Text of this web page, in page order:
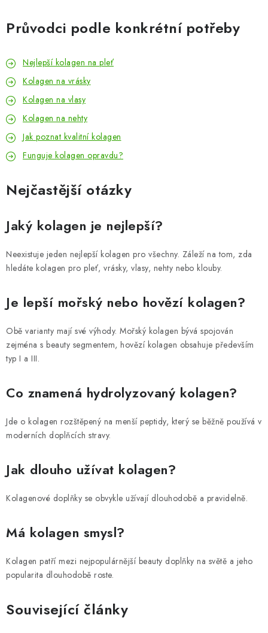
Průvodci podle konkrétní potřeby
Nejlepší kolagen na pleť
Kolagen na vrásky
Kolagen na vlasy
Kolagen na nehty
Jak poznat kvalitní kolagen
Funguje kolagen opravdu?
Nejčastější otázky
Jaký kolagen je nejlepší?
Neexistuje jeden nejlepší kolagen pro všechny. Záleží na tom, zda
hledáte kolagen pro pleť, vrásky, vlasy, nehty nebo klouby.
Je lepší mořský nebo hovězí kolagen?
Obě varianty mají své výhody. Mořský kolagen bývá spojován
zejména s beauty segmentem, hovězí kolagen obsahuje především
typ I a III.
Co znamená hydrolyzovaný kolagen?
Jde o kolagen rozštěpený na menší peptidy, který se běžně používá v
moderních doplňcích stravy.
Jak dlouho užívat kolagen?
Kolagenové doplňky se obvykle užívají dlouhodobě a pravidelně.
Má kolagen smysl?
Kolagen patří mezi nejpopulárnější beauty doplňky na světě a jeho
popularita dlouhodobě roste.
Související články